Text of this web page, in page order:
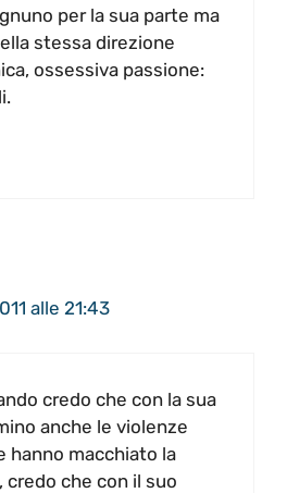
per la sua parte ma
stessa direzione
ossessiva passione:
alle 21:43
credo che con la sua
anche le violenze
hanno macchiato la
credo che con il suo